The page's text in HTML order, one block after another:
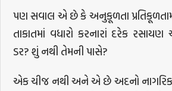
પણ સવાલ એ છે કે અનુકૂળતા
તાકાતમાં વધારો કરનારાં દરેક રસાયણ
ડર? શું નથી તેમની પાસે?
એક ચીજ નથી અને એ છે અદનો નાગરિક.